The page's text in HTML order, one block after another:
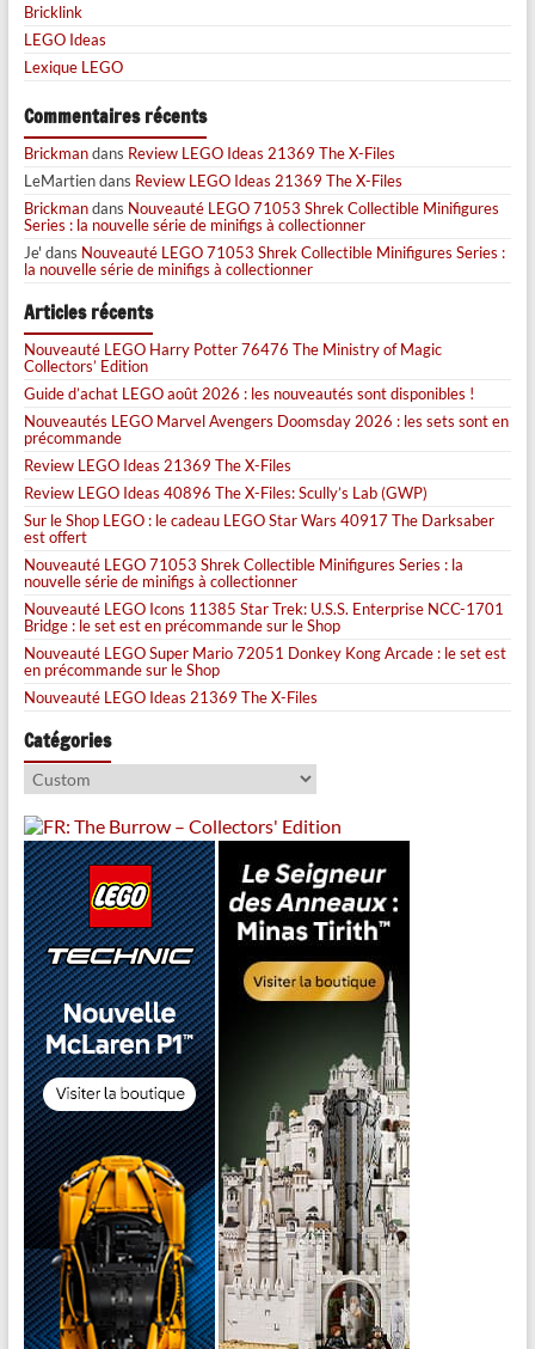
Bricklink
LEGO Ideas
Lexique LEGO
Commentaires récents
Brickmandans Review LEGO Ideas 21369 The X-Files
LeMartiendans Review LEGO Ideas 21369 The X-Files
Brickmandans Nouveauté LEGO 71053 Shrek Collectible Minifigures
Series : la nouvelle série de minifigs à collectionner
Je' dans Nouveauté LEGO 71053 Shrek Collectible Minifigures Series :
la nouvelle série de minifigs à collectionner
Articles récents
Nouveauté LEGO Harry Potter 76476 The Ministry of Magic
Collectors’ Edition
Guide d’achat LEGO août 2026 : les nouveautés sont disponibles !
Nouveautés LEGO Marvel Avengers Doomsday 2026 : les sets sont en
précommande
Review LEGO Ideas 21369 The X-Files
Review LEGO Ideas 40896 The X-Files: Scully’s Lab (GWP)
Sur le Shop LEGO : le cadeau LEGO Star Wars 40917 The Darksaber
est offert
Nouveauté LEGO 71053 Shrek Collectible Minifigures Series : la
nouvelle série de minifigs à collectionner
Nouveauté LEGO Icons 11385 Star Trek: U.S.S. Enterprise NCC-1701
Bridge : le set est en précommande sur le Shop
Nouveauté LEGO Super Mario 72051 Donkey Kong Arcade : le set est
en précommande sur le Shop
Nouveauté LEGO Ideas 21369 The X-Files
Catégories
Catégories